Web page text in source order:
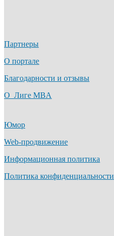
Партнеры
О портале
Благодарности и отзывы
О Лиге MBA
Юмор
Web-продвижение
Информационная политика
Политика конфиденциальности